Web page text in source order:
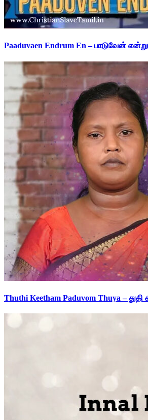
Paaduvaen Endrum En – பாடுவேன்
Thuthi Keetham Paduvom Thuya –